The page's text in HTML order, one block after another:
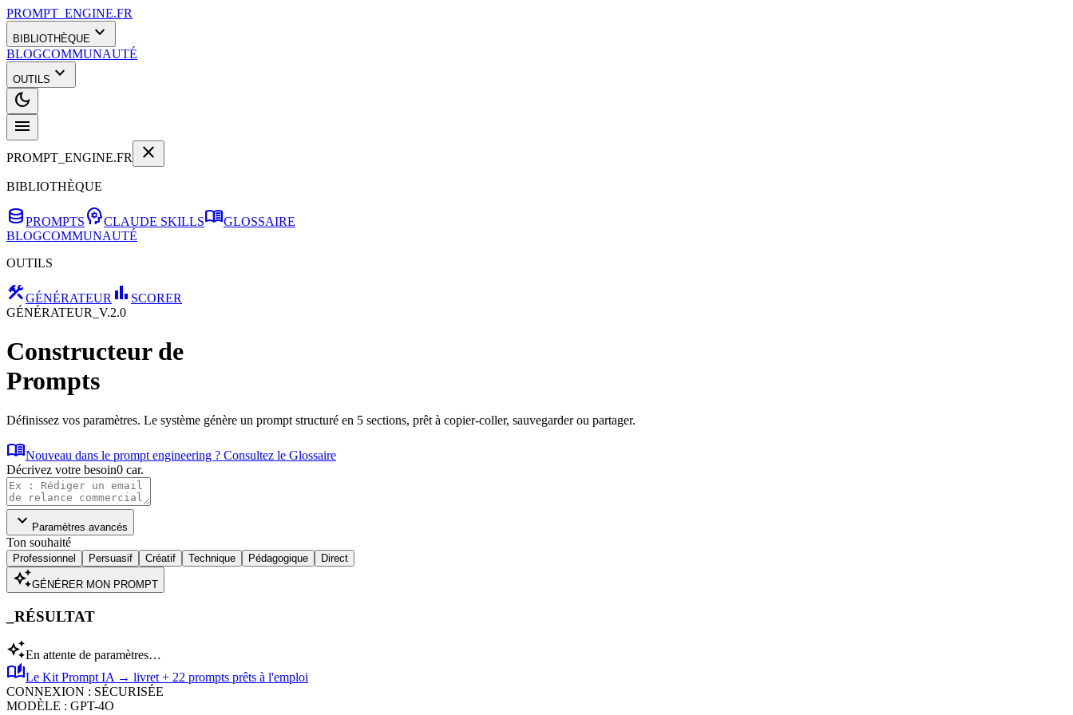
PROMPT_ENGINE.FR
BIBLIOTHÈQUE expand_more
BLOGCOMMUNAUTÉ
OUTILS expand_more
dark_mode
menu
PROMPT_ENGINE.FR close
BIBLIOTHÈQUE
databasePROMPTS psychologyCLAUDE SKILLSmenu_bookGLOSSAIRE
BLOGCOMMUNAUTÉ
OUTILS
constructionGÉNÉRATEUR bar_chart SCORER
GÉNÉRATEUR_V.2.0
Constructeur de
Prompts
Définissez vos paramètres. Le système génère un prompt structuré en 5 sections, prêt à copier-coller, sauvegarder ou partager.
menu_bookNouveau dans le prompt engineering ? Consultez le Glossaire
Décrivez votre besoin0 car.
expand_more Paramètres avancés
Ton souhaité
Professionnel Persuasif Créatif Technique Pédagogique Direct
auto_awesomeGÉNÉRER MON PROMPT
_RÉSULTAT
auto_awesomeEn attente de paramètres…
auto_storiesLe Kit Prompt IA → livret + 22 prompts prêts à l'emploi
CONNEXION : SÉCURISÉE
MODÈLE : GPT-4O